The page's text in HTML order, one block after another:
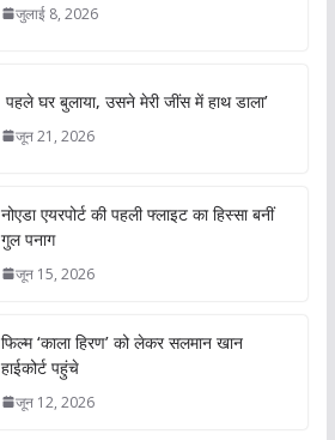
जुलाई 8, 2026
पहले घर बुलाया, उसने मेरी जींस में हाथ डाला’
जून 21, 2026
नोएडा एयरपोर्ट की पहली फ्लाइट का हिस्सा बनीं
गुल पनाग
जून 15, 2026
फिल्म ‘काला हिरण’ को लेकर सलमान खान
हाईकोर्ट पहुंचे
जून 12, 2026